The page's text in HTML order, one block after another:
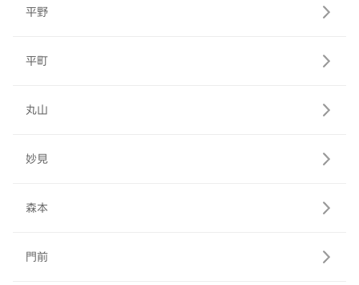
平野
平町
丸山
妙見
森本
門前